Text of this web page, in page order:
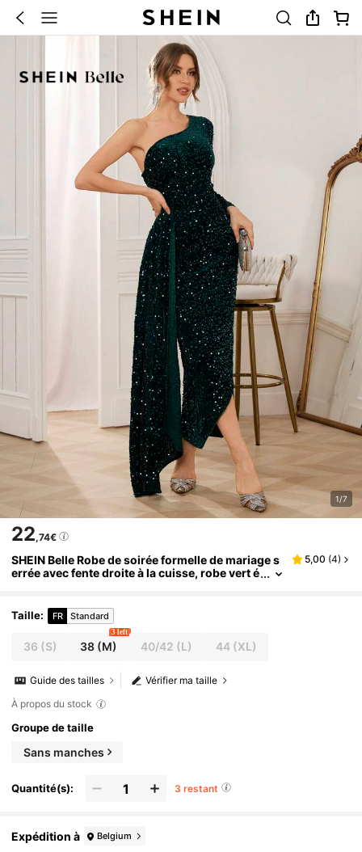
1/7
22,74€
SHEIN Belle Robe de soirée formelle de mariage s
errée avec fente droite à la cuisse, robe vert é
gues pour l'anniversaire, l'invité de mariage, la re
mise des diplômes, le dîner, le retour au pays, No
5,00 (4)
Taille: FR Standard
36 (S) 38 (M)
3 left
40/42 (L) 44(XL)
Vérifier ma taille
Guide des tailles
À propos du stock
Groupe de taille
Sans manches
Quantité(s): 3 restant
Expédition à Belgium